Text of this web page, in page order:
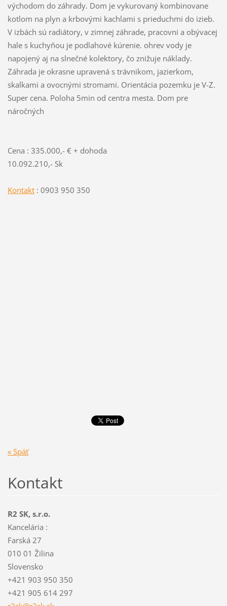
východom do záhrady. Dom je vykurovaný kombinovane
kotlom na plyn a krbovými kachlami s prieduchmi do izieb.
V izbách sú radiátory, v zimnej záhrade, pracovni a obývacej
hale s kuchyňou je podlahové kúrenie. ohrev vody je
napojený aj na slnečné kolektory, čo znižuje náklady.
Záhrada je okrasne upravená s trávnikom, jazierkom,
skalkami a ovocnými stromami. Orientácia pozemku je V-Z.
Super cena. Poloha 5min od centra mesta. Dom pre
náročných
Cena : 335.000,- € + dohoda
10.092.210,- Sk
Kontakt: 0903 950 350
« Späť
Kontakt
R2 SK, s.r.o.
Kancelária :
Farská 27
010 01 Žilina
Slovensko
+421 903 950 350
+421 905 614 297